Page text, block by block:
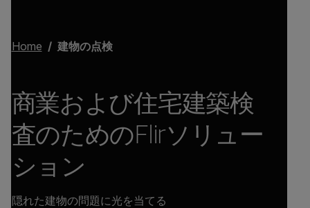
Home 建物の点検
商業および住宅建築検
査のためのFlirソリュー
ション
隠れた建物の問題に光を当てる